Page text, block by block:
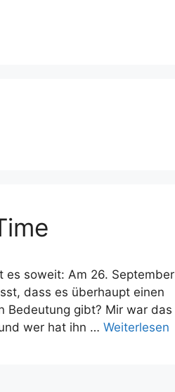
es soweit: Am 26. September
dass es überhaupt einen
Bedeutung gibt? Mir war das
wer hat ihn … Weiterlesen